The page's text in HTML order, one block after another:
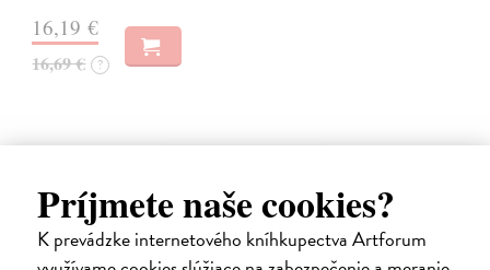
Príjmete naše cookies?
K prevádzke internetového kníhkupectva Artforum
16,19 €
16,69 € ?